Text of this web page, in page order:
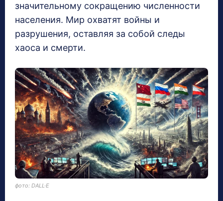
значительному сокращению численности
населения. Мир охватят войны и
разрушения, оставляя за собой следы
хаоса и смерти.
фото: DALL·E